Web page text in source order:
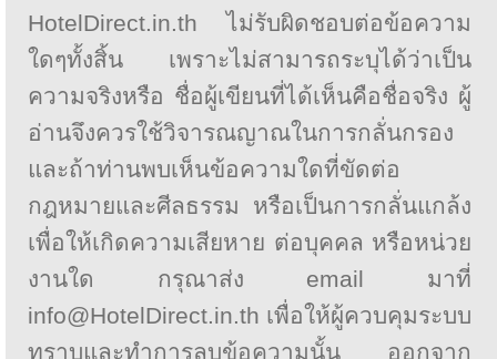
HotelDirect.in.th ไม่รับผิดชอบต่อข้อความ
ใดๆทั้งสิ้น เพราะไม่สามารถระบุได้ว่าเป็น
ความจริงหรือ ชื่อผู้เขียนที่ได้เห็นคือชื่อจริง ผู้
อ่านจึงควรใช้วิจารณญาณในการกลั่นกรอง
และถ้าท่านพบเห็นข้อความใดที่ขัดต่อ
กฎหมายและศีลธรรม หรือเป็นการกลั่นแกล้ง
เพื่อให้เกิดความเสียหาย ต่อบุคคล หรือหน่วย
งานใด กรุณาส่ง email มาที่
info@HotelDirect.in.th เพื่อให้ผู้ควบคุมระบบ
ทราบและทำการลบข้อความนั้น ออกจาก